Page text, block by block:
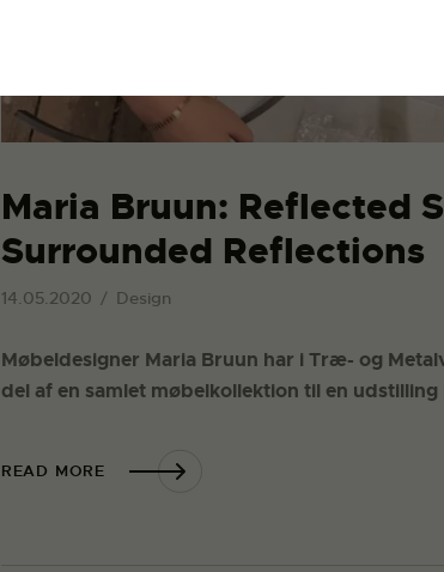
Maria Bruun: Reflected
Surrounded Reflections
14.05.2020 Design
Møbeldesigner Maria Bruun har i Træ- og
del af en samlet møbelkollektion til en
READ MORE